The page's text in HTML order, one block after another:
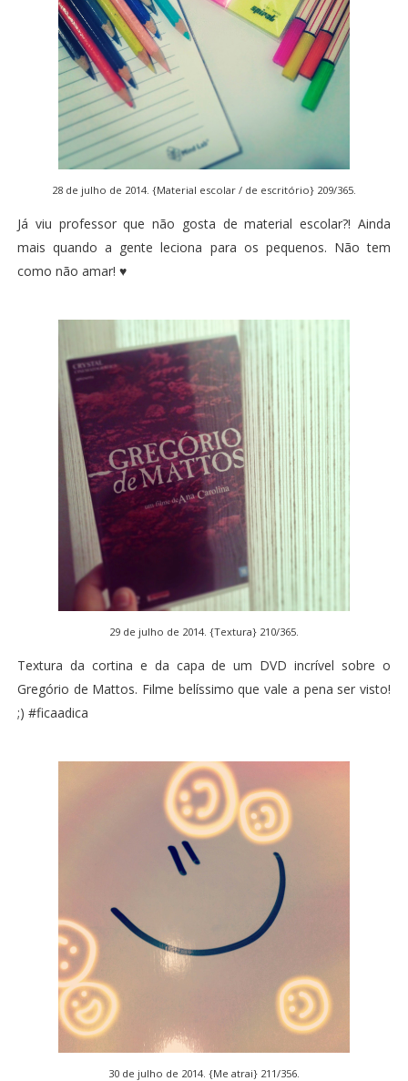
28 de julho de 2014. {Material escolar / de escritório} 209/365.
Já viu professor que não gosta de material escolar?! Ainda
mais quando a gente leciona para os pequenos. Não tem
como não amar! ♥
29 de julho de 2014. {Textura} 210/365.
Textura da cortina e da capa de um DVD incrível sobre o
Gregório de Mattos. Filme belíssimo que vale a pena ser visto!
;) #ficaadica
30 de julho de 2014. {Me atrai} 211/356.